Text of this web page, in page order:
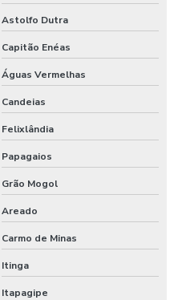
Astolfo Dutra
Capitão Enéas
Águas Vermelhas
Candeias
Felixlândia
Papagaios
Grão Mogol
Areado
Carmo de Minas
Itinga
Itapagipe